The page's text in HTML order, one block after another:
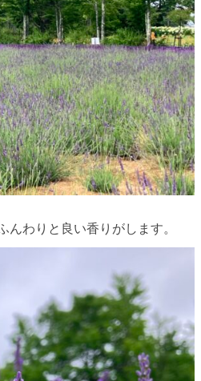
わりと良い香りがします。